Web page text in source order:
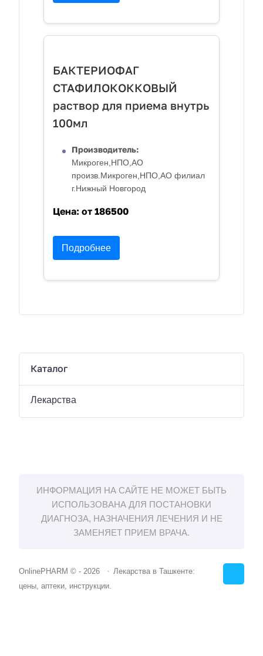
БАКТЕРИОФАГ
СТАФИЛОКОККОВЫЙ
раствор для приема внутрь
100мл
Производитель:
Микроген,НПО,АО
произв.Микроген,НПО,АО филиал
г.Нижный Новгород
Цена: от 186500
Подробнее
Каталог
Лекарства
ИНФОРМАЦИЯ НА САЙТЕ НЕ МОЖЕТ БЫТЬ
ИСПОЛЬЗОВАНА ДЛЯ ПОСТАНОВКИ
ДИАГНОЗА, НАЗНАЧЕНИЯ ЛЕЧЕНИЯ И НЕ
ЗАМЕНЯЕТ ПРИЕМ ВРАЧА.
OnlinePHARM © - 2026
Лекарства в Ташкенте:
цены, аптеки, инструкции.